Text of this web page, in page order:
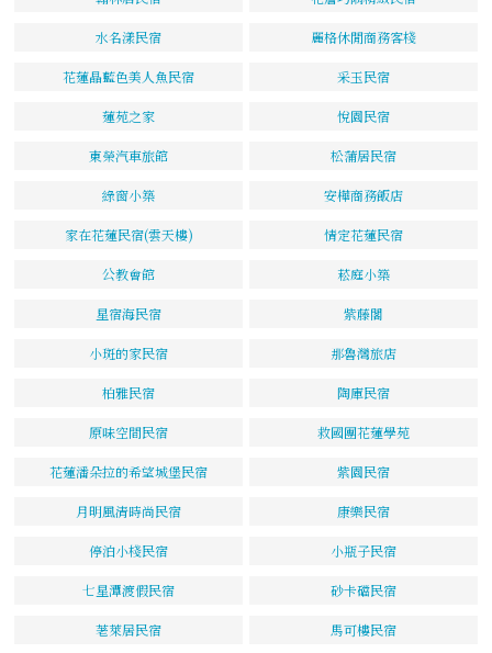
水名漾民宿 麗格休閒商務客棧
花蓮晶藍色美人魚民宿 采玉民宿
蓮苑之家 悅園民宿
東榮汽車旅館 松蒲居民宿
綠窗小築 安樺商務飯店
家在花蓮民宿(雲天樓) 情定花蓮民宿
公教會館 菘庭小築
星宿海民宿 紫藤閣
小斑的家民宿 那魯灣旅店
柏雅民宿 陶庫民宿
原味空間民宿 救國團花蓮學苑
花蓮潘朵拉的希望城堡民宿 紫園民宿
月明風清時尚民宿 康樂民宿
停泊小棧民宿 小瓶子民宿
七星潭渡假民宿 砂卡礑民宿
荖萊居民宿 馬可樓民宿